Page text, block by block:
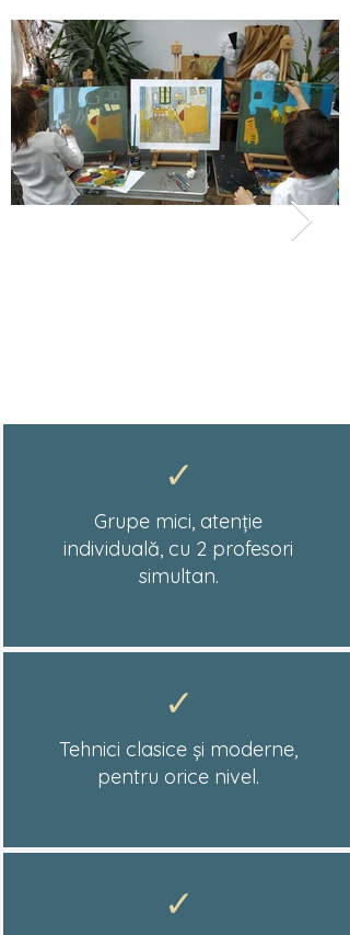
✓
Grupe mici, atenție
individuală, cu 2 profesori
simultan.
✓
Tehnici clasice și moderne,
pentru orice nivel.
✓